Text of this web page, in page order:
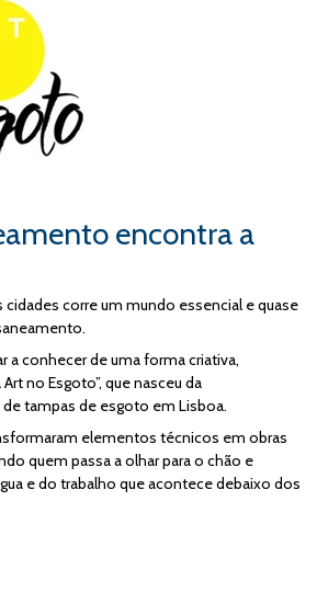
encontra a
cidades corre um mundo essencial e quase
a conhecer de uma forma criativa,
no Esgoto”, que nasceu da
tampas de esgoto em Lisboa.
elementos técnicos em obras
quem passa a olhar para o chão e
e do trabalho que acontece debaixo dos